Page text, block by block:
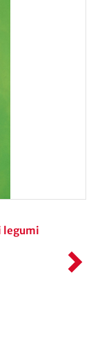
legumi